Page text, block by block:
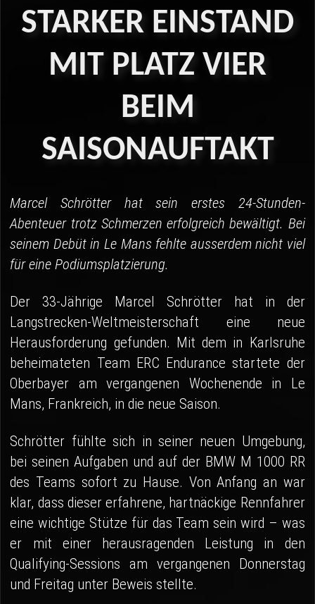
03 - Brünn
04 - Spa
Sponsoren
STARKER EINSTAND
MIT PLATZ VIER
BEIM
SAISONAUFTAKT
Marcel Schrötter hat sein erstes 24-Stunden-
Abenteuer trotz Schmerzen erfolgreich bewältigt. Bei
seinem Debüt in Le Mans fehlte ausserdem nicht viel
für eine Podiumsplatzierung.
Der 33-Jährige Marcel Schrötter hat in der
Langstrecken-Weltmeisterschaft eine neue
Herausforderung gefunden. Mit dem in Karlsruhe
beheimateten Team ERC Endurance startete der
Oberbayer am vergangenen Wochenende in Le
Mans, Frankreich, in die neue Saison.
Schrötter fühlte sich in seiner neuen Umgebung,
bei seinen Aufgaben und auf der BMW M 1000 RR
des Teams sofort zu Hause. Von Anfang an war
klar, dass dieser erfahrene, hartnäckige Rennfahrer
eine wichtige Stütze für das Team sein wird – was
er mit einer herausragenden Leistung in den
Qualifying-Sessions am vergangenen Donnerstag
und Freitag unter Beweis stellte.